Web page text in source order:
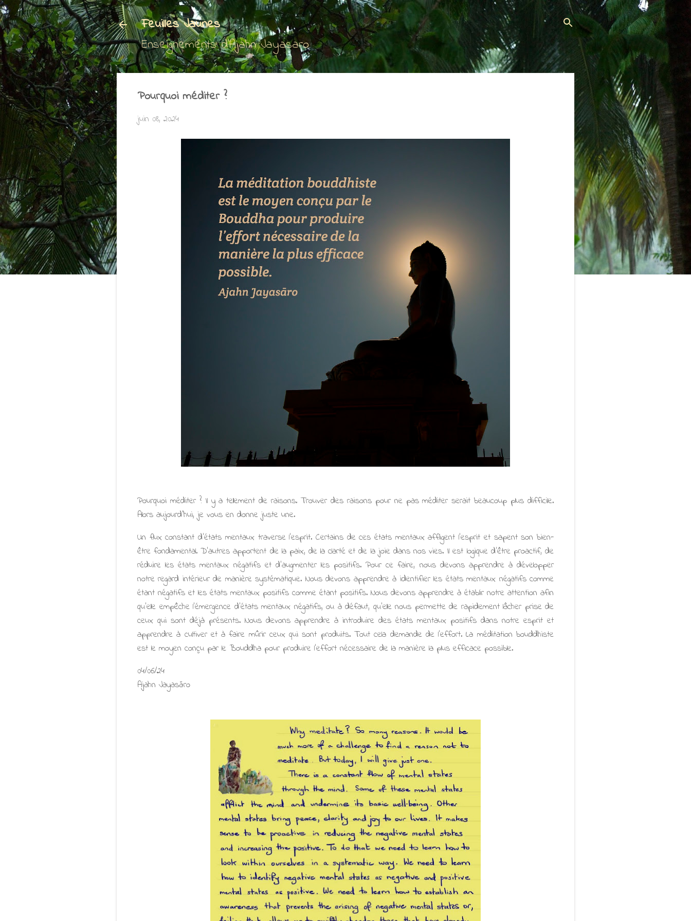
Accéder au contenu principal
Feuilles Jaunes
Enseignements d'Ajahn Jayasaro
Pourquoi méditer ?
juin 08, 2024
Pourquoi méditer ? Il y a tellement de raisons. Trouver des raisons pour ne pas méditer serait beaucoup plus difficile.
Alors aujourd’hui, je vous en donne juste une.
Un flux constant d’états mentaux traverse l’esprit. Certains de ces états mentaux affligent l’esprit et sapent son bien-
être fondamental. D’autres apportent de la paix, de la clarté et de la joie dans nos vies. Il est logique d’être proactif, de
réduire les états mentaux négatifs et d’augmenter les positifs. Pour ce faire, nous devons apprendre à développer
notre regard intérieur de manière systématique. Nous devons apprendre à identifier les états mentaux négatifs comme
étant négatifs et les états mentaux positifs comme étant positifs. Nous devons apprendre à établir notre attention afin
qu’elle empêche l’émergence d’états mentaux négatifs, ou à défaut, qu’elle nous permette de rapidement lâcher prise de
ceux qui sont déjà présents. Nous devons apprendre à introduire des états mentaux positifs dans notre esprit et
apprendre à cultiver et à faire mûrir ceux qui sont produits. Tout cela demande de l’effort. La méditation bouddhiste
est le moyen conçu par le Bouddha pour produire l’effort nécessaire de la manière la plus efficace possible.
04/06/24
Ajahn Jayasāro